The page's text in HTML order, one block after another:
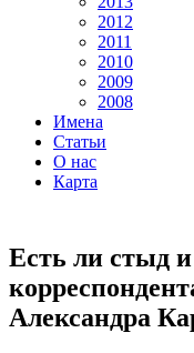
2012
2011
2010
2009
2008
Имена
Статьи
О нас
Карта
Есть ли стыд и
Александра